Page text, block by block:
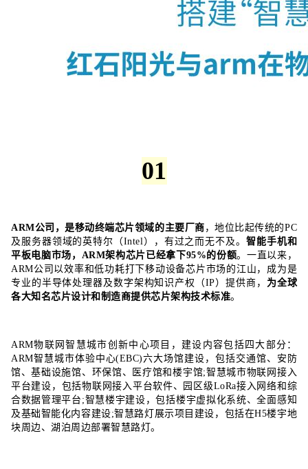
01
ARM公司，是移动终端芯片领域的主要厂商 ，地位比起传统的PC
及服务器领域的英特尔（Intel），有过之而无不及。 智能手机和
平板电脑市场， ARM架构芯片已经拿下95%的份额。一直以来，
ARM公司以效率和低功耗打下移动设备芯片市场的江山，成为是
专业的半导体处理器及数字架构知识产权（IP）提供商， 为全球
各大知名芯片设计和制造商提供芯片架构技术标准。
ARM物联网智慧城市创新中心项目，建设内容包括四大部分：
ARM智慧城市体验中心(EBC)六大场馆建设，包括交通馆、安防
馆、基础设施馆、环保馆、医疗馆和楼宇馆;智慧城市物联网接入
平台建设，包括物联网接入平台软件、园区级LoRa接入网络和综
合数据管理平台;智慧楼宇建设，包括楼宇虚拟化系统、全面感知
及基础智能化内容建设;智慧路灯展示项目建设，包括在H5楼宇地
块周边、湖泊周边部署智慧路灯。